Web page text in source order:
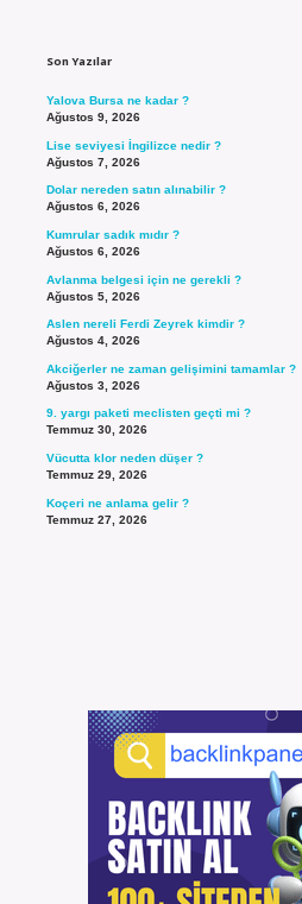
Son Yazılar
Yalova Bursa ne kadar ?
Ağustos 9, 2026
Lise seviyesi İngilizce nedir ?
Ağustos 7, 2026
Dolar nereden satın alınabilir ?
Ağustos 6, 2026
Kumrular sadık mıdır ?
Ağustos 6, 2026
Avlanma belgesi için ne gerekli ?
Ağustos 5, 2026
Aslen nereli Ferdi Zeyrek kimdir ?
Ağustos 4, 2026
Akciğerler ne zaman gelişimini tamamlar ?
Ağustos 3, 2026
9. yargı paketi meclisten geçti mi ?
Temmuz 30, 2026
Vücutta klor neden düşer ?
Temmuz 29, 2026
Koçeri ne anlama gelir ?
Temmuz 27, 2026